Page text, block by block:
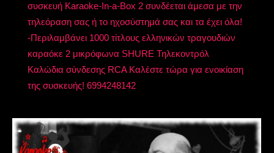
συσκευή Karaoke-In-a-Box 2 συνδέεται άμεσα με την
τηλεόραση σας ή το ηχοσύστημά σας και τα έχει όλα!
-Περιλαμβάνει 1000 τίτλους ελληνικών τραγουδιών
καραόκε 2 μικρόφωνα SHURΕ Τηλεκοντρόλ
Καλώδια σύνδεσης RCA Καλέστε τώρα για ενοικίαση
της συσκευής! 6994248142